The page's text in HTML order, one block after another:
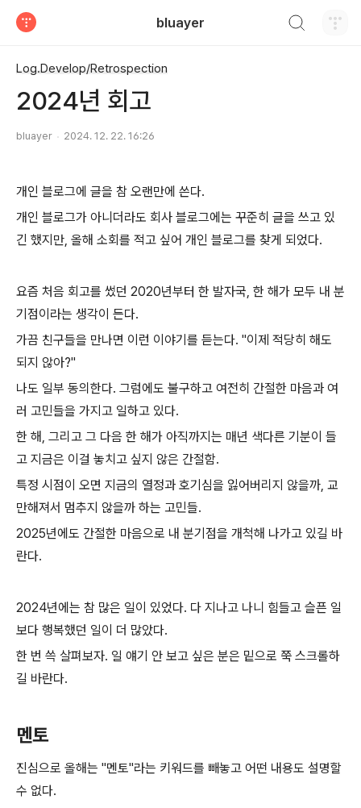
bluayer
Log.Develop/Retrospection
2024년 회고
bluayer 2024. 12. 22. 16:26
개인 블로그에 글을 참 오랜만에 쓴다.
개인 블로그가 아니더라도 회사 블로그에는 꾸준히 글을 쓰고 있
긴 했지만, 올해 소회를 적고 싶어 개인 블로그를 찾게 되었다.
요즘 처음 회고를 썼던 2020년부터 한 발자국, 한 해가 모두 내 분
기점이라는 생각이 든다.
가끔 친구들을 만나면 이런 이야기를 듣는다. "이제 적당히 해도
되지 않아?"
나도 일부 동의한다. 그럼에도 불구하고 여전히 간절한 마음과 여
러 고민들을 가지고 일하고 있다.
한 해, 그리고 그 다음 한 해가 아직까지는 매년 색다른 기분이 들
고 지금은 이걸 놓치고 싶지 않은 간절함.
특정 시점이 오면 지금의 열정과 호기심을 잃어버리지 않을까, 교
만해져서 멈추지 않을까 하는 고민들.
2025년에도 간절한 마음으로 내 분기점을 개척해 나가고 있길 바
란다.
2024년에는 참 많은 일이 있었다. 다 지나고 나니 힘들고 슬픈 일
보다 행복했던 일이 더 많았다.
한 번 쓱 살펴보자. 일 얘기 안 보고 싶은 분은 밑으로 쭉 스크롤하
길 바란다.
멘토
진심으로 올해는 "멘토"라는 키워드를 빼놓고 어떤 내용도 설명할
수 없다.